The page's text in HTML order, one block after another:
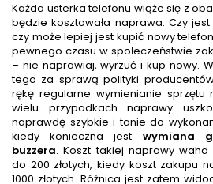
Każda usterka telefonu wiąże się z
będzie kosztowała naprawa. Czy
czy może lepiej jest kupić nowy
pewnego czasu w społeczeństwie
– nie naprawiaj, wyrzuć i kup nowy.
tego za sprawą polityki
rękę regularne wymienianie sprzętu
wielu przypadkach naprawy
naprawdę szybkie i tanie do
kiedy konieczna jest wymiana
buzzera. Koszt takiej naprawy
do 200 złotych, kiedy koszt zakupu
1000 złotych. Różnica jest zatem